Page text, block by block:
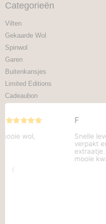
Categorieën
Vilten
Gekaarde Wol
Spinwol
Garen
Buitenkansjes
Limited Editions
Cadeaubon